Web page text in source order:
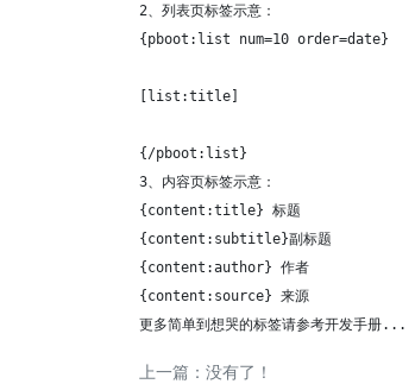
2、列表页标签示意：
{pboot:list num=10 order=date}
[list:title]
{/pboot:list}
3、内容页标签示意：
{content:title} 标题
{content:subtitle}副标题
{content:author} 作者
{content:source} 来源
更多简单到想哭的标签请参考开发手册...
上一篇：没有了！